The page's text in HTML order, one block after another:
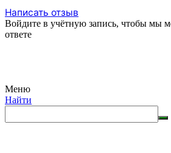
Написать отзыв
Войдите в учётную запись, чтобы мы
ответе
Меню
Найти